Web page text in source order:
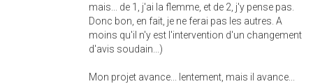
mais... de 1, j'ai la flemme, et de 2, j'y pense pas.
Donc bon, en fait, je ne ferai pas les autres. A
moins qu'il n'y est l'intervention d'un changement
d'avis soudain...)
Mon projet avance... lentement, mais il avance...